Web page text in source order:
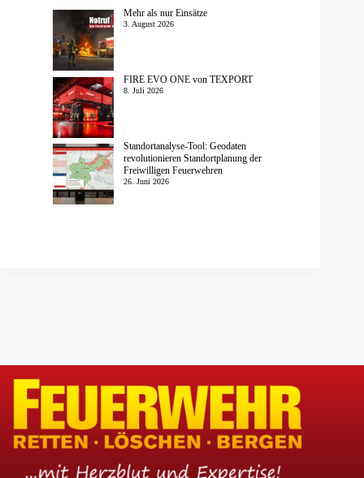
Mehr als nur Einsätze
3. August 2026
FIRE EVO ONE von TEXPORT
8. Juli 2026
Standortanalyse-Tool: Geodaten
revolutionieren Standortplanung der
Freiwilligen Feuerwehren
26. Juni 2026